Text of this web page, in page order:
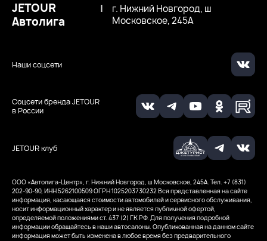
JETOUR клуб
Соцсети бренда JETOUR
в России
Наши соцсети
JETOUR
Автолига
|
г. Нижний Новгород, ш
Московское, 245А
ООО «Автолига-Центр», г. Нижний Новгород, ш Московское, 245А. Тел. +7 (831)
202-90-90, ИНН 5262100509ОГРН 1025203730232Вся представленная на сайте
информация, касающаяся стоимости автомобилей и сервисного обслуживания,
носит информационный характер и не является публичной офертой,
определяемой положениями ст. 437 (2) ГК РФ. Для получения подробной
информации обращайтесь в наши автосалоны. Опубликованная на данном сайте
информация может быть изменена в любое время без предварительного